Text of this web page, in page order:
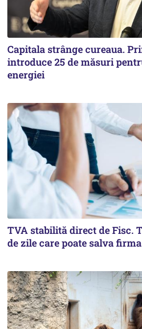
Capitala strânge cureaua.
introduce 25 de măsuri
energiei
TVA stabilită direct de Fisc.
de zile care poate salva firma